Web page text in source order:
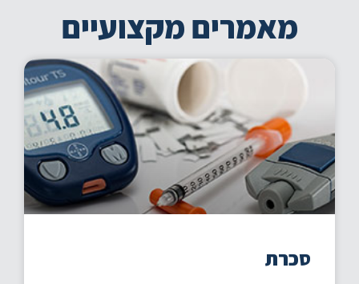
מאמרים מקצועיים
סכרת